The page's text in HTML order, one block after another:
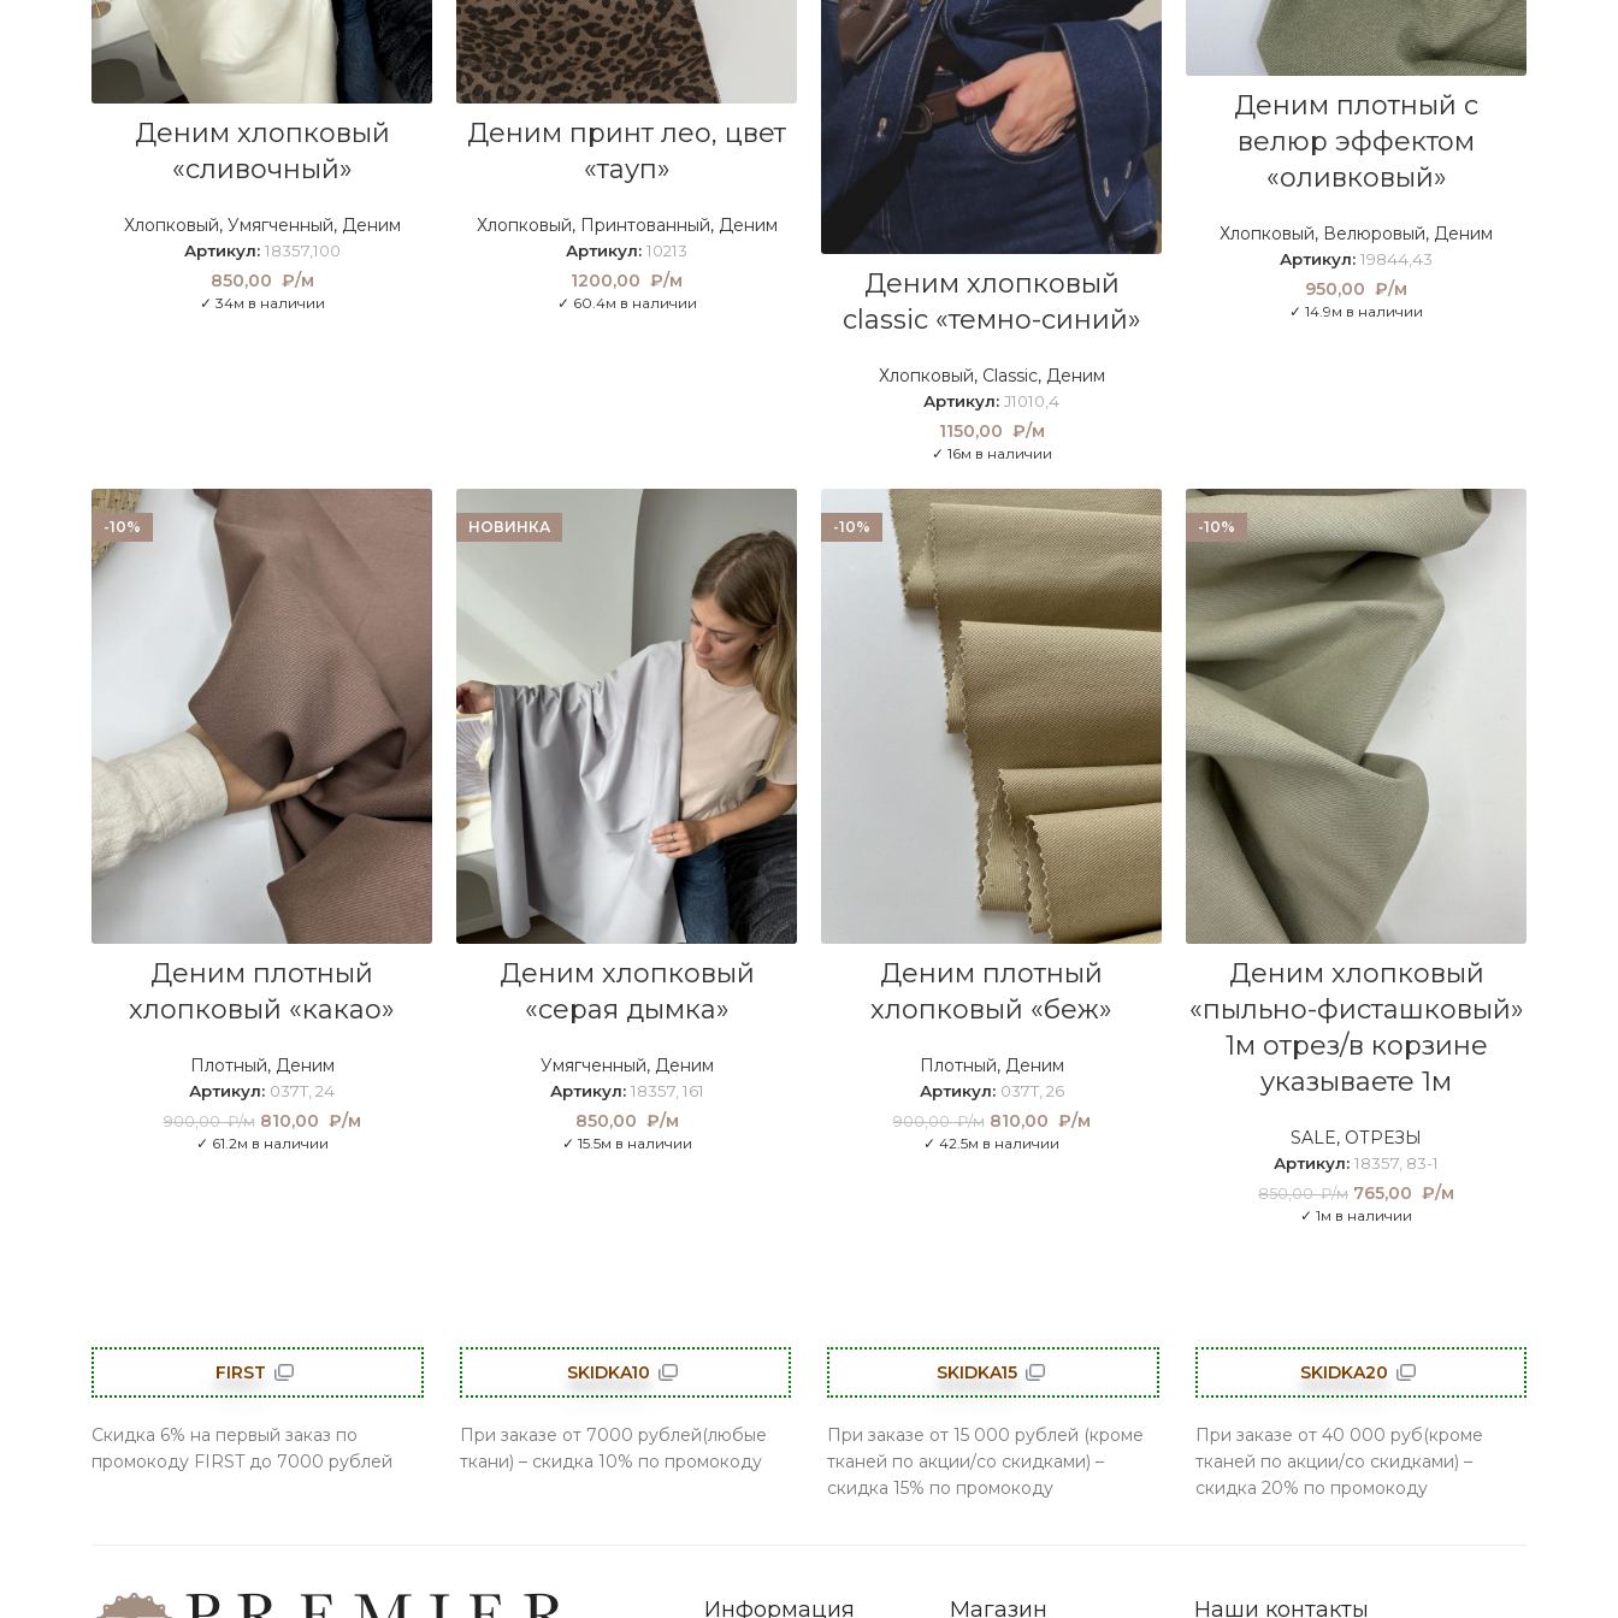
Деним хлопковый
«сливочный»
Хлопковый, Умягченный, Деним
Артикул: 18357,100
850,00 ₽/м
✓ 34м в наличии
Деним принт лео, цвет
«тауп»
Хлопковый, Принтованный, Деним
Артикул: 10213
1200,00 ₽/м
✓ 60.4м в наличии
Деним хлопковый
classic «темно-синий»
Хлопковый, Classic, Деним
Артикул: J1010,4
1150,00 ₽/м
✓ 16м в наличии
Деним плотный с
велюр эффектом
«оливковый»
Хлопковый, Велюровый, Деним
Артикул: 19844,43
950,00 ₽/м
✓ 14.9м в наличии
-10%
Деним плотный
хлопковый «какао»
Плотный, Деним
Артикул: 037T, 24
900,00₽/м
Первоначальная
цена составляла
810,00 ₽/м
✓ 61.2м в наличии
НОВИНКА
Деним хлопковый
«серая дымка»
Умягченный, Деним
Артикул: 18357, 161
850,00 ₽/м
✓ 15.5м в наличии
-10%
Деним плотный
хлопковый «беж»
Плотный, Деним
Артикул: 037T, 26
900,00₽/м
Первоначальная
цена составляла
810,00 ₽/м
✓ 42.5м в наличии
-10%
Деним хлопковый
«пыльно-фисташковый»
1м отрез/в корзине
указываете 1м
SALE, ОТРЕЗЫ
Артикул: 18357, 83-1
850,00₽/м
Первоначальная
цена составляла
765,00 ₽/м
✓ 1м в наличии
FIRST
Скидка 6% на первый заказ по
промокоду FIRST до 7000 рублей
SKIDKA10
При заказе от 7000 рублей(любые
ткани) – скидка 10% по промокоду
SKIDKA15
При заказе от 15 000 рублей (кроме
тканей по акции/со скидками) –
скидка 15% по промокоду
SKIDKA20
При заказе от 40 000 руб(кроме
тканей по акции/со скидками) –
скидка 20% по промокоду
Информация Магазин Наши контакты